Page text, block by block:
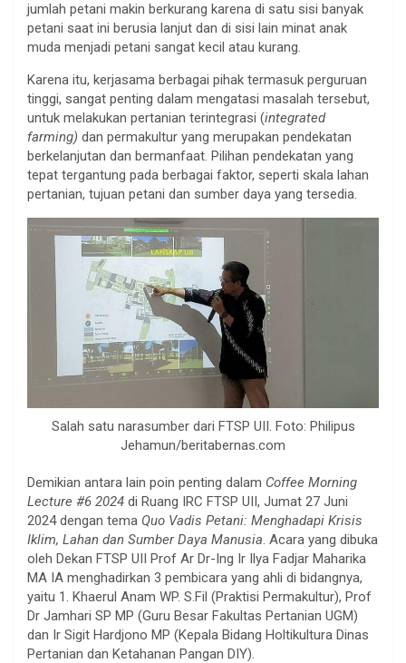
jumlah petani makin berkurang karena di satu sisi banyak
petani saat ini berusia lanjut dan di sisi lain minat anak
muda menjadi petani sangat kecil atau kurang.
Karena itu, kerjasama berbagai pihak termasuk perguruan
tinggi, sangat penting dalam mengatasi masalah tersebut,
untuk melakukan pertanian terintegrasi (integrated
farming) dan permakultur yang merupakan pendekatan
berkelanjutan dan bermanfaat. Pilihan pendekatan yang
tepat tergantung pada berbagai faktor, seperti skala lahan
pertanian, tujuan petani dan sumber daya yang tersedia.
Salah satu narasumber dari FTSP UII. Foto: Philipus
Jehamun/beritabernas.com
Demikian antara lain poin penting dalam Coffee Morning
Lecture #6 2024 di Ruang IRC FTSP UII, Jumat 27 Juni
2024 dengan tema Quo Vadis Petani: Menghadapi Krisis
Iklim, Lahan dan Sumber Daya Manusia. Acara yang dibuka
oleh Dekan FTSP UII Prof Ar Dr-Ing Ir Ilya Fadjar Maharika
MA IA menghadirkan 3 pembicara yang ahli di bidangnya,
yaitu 1. Khaerul Anam WP. S.Fil (Praktisi Permakultur), Prof
Dr Jamhari SP MP (Guru Besar Fakultas Pertanian UGM)
dan Ir Sigit Hardjono MP (Kepala Bidang Holtikultura Dinas
Pertanian dan Ketahanan Pangan DIY).